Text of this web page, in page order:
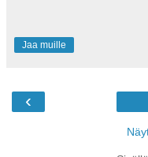
Jaa muille
‹